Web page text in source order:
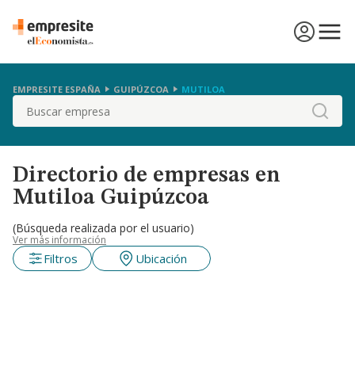
EMPRESITE ESPAÑA GUIPÚZCOA MUTILOA
Buscar
Directorio de empresas en
Mutiloa Guipúzcoa
(Búsqueda realizada por el usuario)
Ver más información
Filtros Ubicación